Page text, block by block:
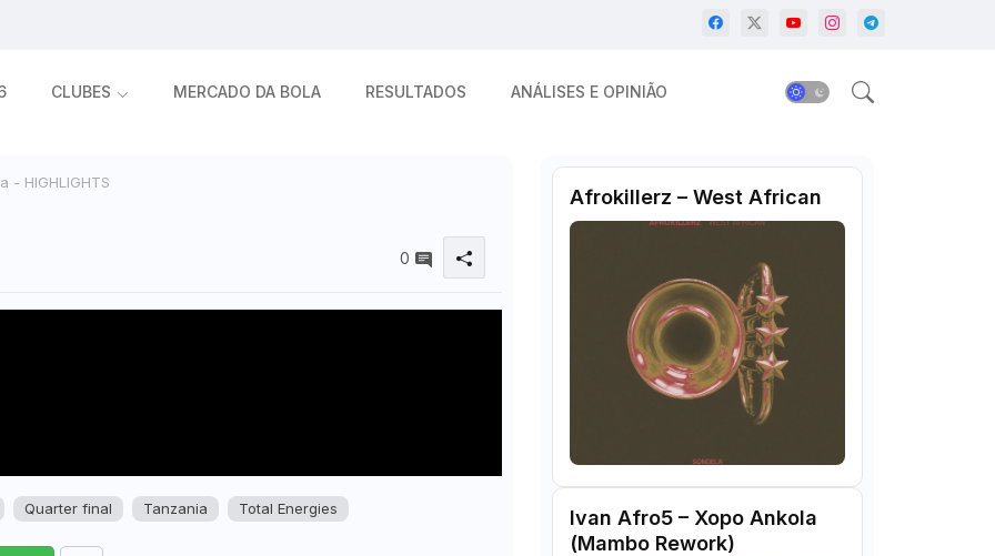
CLUBES MERCADO DA BOLA RESULTADOS ANÁLISES E OPINIÃO
HIGHLIGHTS
0
Quarter final Tanzania Total Energies
Afrokillerz – West African
Ivan Afro5 – Xopo Ankola
(Mambo Rework)